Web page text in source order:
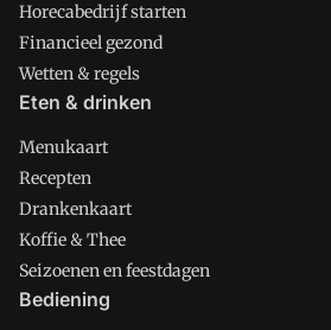
Horecabedrijf starten
Financieel gezond
Wetten & regels
Eten & drinken
Menukaart
Recepten
Drankenkaart
Koffie & Thee
Seizoenen en feestdagen
Bediening